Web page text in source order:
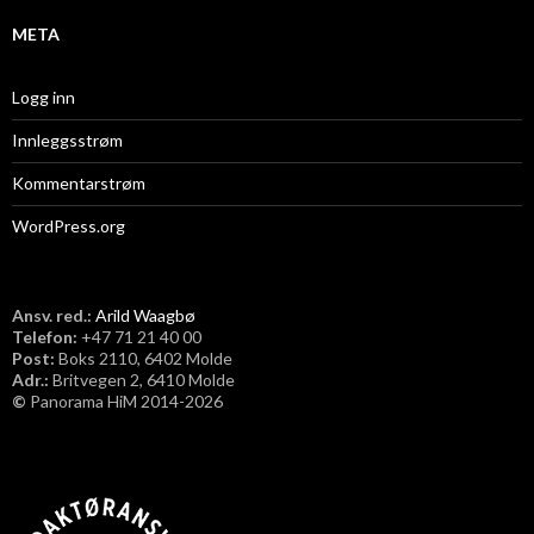
META
Logg inn
Innleggsstrøm
Kommentarstrøm
WordPress.org
Ansv. red.: Arild Waagbø
Telefon: ​+47 71 21 40 00
Post: Boks 2110, 6402 Molde
Adr.: Britvegen 2, 6410 Molde
© Panorama HiM 2014-2026